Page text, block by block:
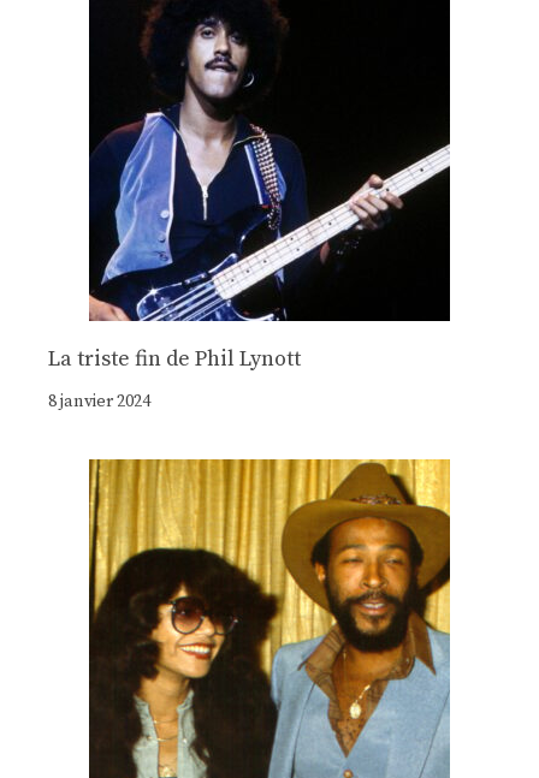
La triste fin de Phil Lynott
8 janvier 2024